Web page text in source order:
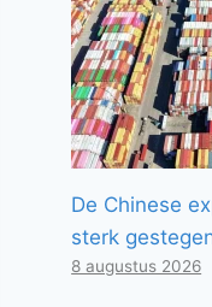
De Chinese
sterk
8 augustus 2026